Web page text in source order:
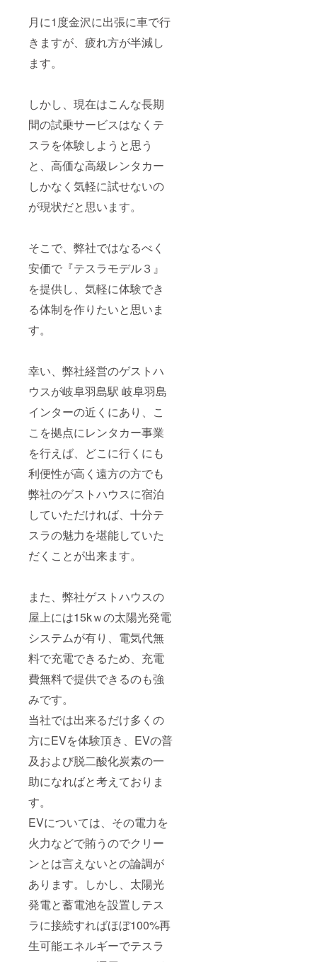
月に1度金沢に出張に車で行
きますが、疲れ方が半減し
ます。
しかし、現在はこんな長期
間の試乗サービスはなくテ
スラを体験しようと思う
と、高価な高級レンタカー
しかなく気軽に試せないの
が現状だと思います。
そこで、弊社ではなるべく
安価で『テスラモデル３』
を提供し、気軽に体験でき
る体制を作りたいと思いま
す。
幸い、弊社経営のゲストハ
ウスが岐阜羽島駅 岐阜羽島
インターの近くにあり、こ
こを拠点にレンタカー事業
を行えば、どこに行くにも
利便性が高く遠方の方でも
弊社のゲストハウスに宿泊
していただければ、十分テ
スラの魅力を堪能していた
だくことが出来ます。
また、弊社ゲストハウスの
屋上には15kｗの太陽光発電
システムが有り、電気代無
料で充電できるため、充電
費無料で提供できるのも強
みです。
当社では出来るだけ多くの
方にEVを体験頂き、EVの普
及および脱二酸化炭素の一
助になればと考えておりま
す。
EVについては、その電力を
火力などで賄うのでクリー
ンとは言えないとの論調が
あります。しかし、太陽光
発電と蓄電池を設置しテス
ラに接続すればほぼ100%再
生可能エネルギーでテスラ